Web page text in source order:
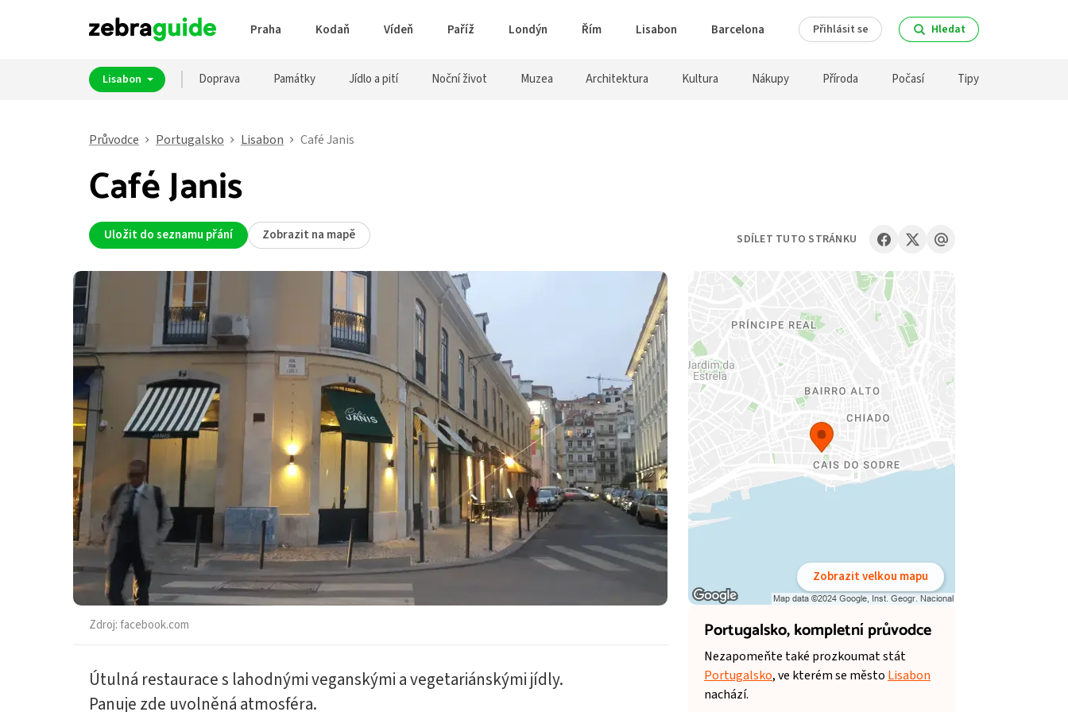
Praha Kodaň Vídeň Paříž Londýn Řím Lisabon Barcelona Přihlásit se Hledat
Lisabon Doprava Památky Jídlo a pití Noční život Muzea Architektura Kultura Nákupy Příroda Počasí Tipy
Průvodce Portugalsko Lisabon Café Janis
Café Janis
Uložit do seznamu přání Zobrazit na mapě
Zdroj:facebook.com
Útulná restaurace s lahodnými veganskými a vegetariánskými jídly.
Panuje zde uvolněná atmosféra.
Zobrazit velkou mapu
Portugalsko,kompletní průvodce
Nezapomeňte také prozkoumat stát
Portugalsko, ve kterém se město Lisabon
nachází.
SDÍLET TUTO STRÁNKU